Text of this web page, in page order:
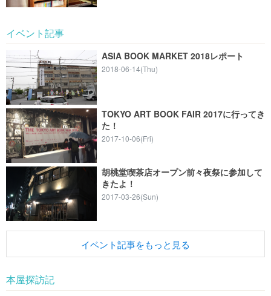
イベント記事
ASIA BOOK MARKET 2018レポート
2018-06-14(Thu)
TOKYO ART BOOK FAIR 2017に行ってき
た！
2017-10-06(Fri)
胡桃堂喫茶店オープン前々夜祭に参加して
きたよ！
2017-03-26(Sun)
イベント記事をもっと見る
本屋探訪記